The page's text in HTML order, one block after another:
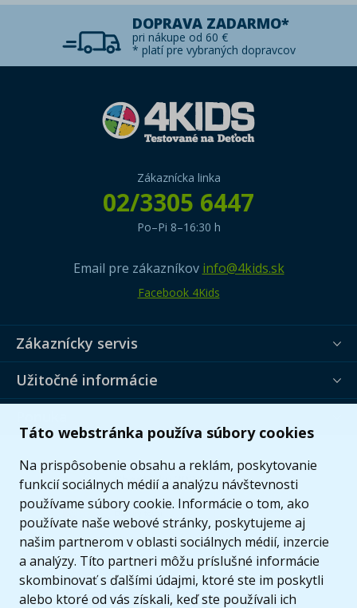
Táto webstránka používa súbory cookies
Na prispôsobenie obsahu a reklám, poskytovanie
funkcií sociálnych médií a analýzu návštevnosti
používame súbory cookie. Informácie o tom, ako
používate naše webové stránky, poskytujeme aj
našim partnerom v oblasti sociálnych médií, inzercie
a analýzy. Títo partneri môžu príslušné informácie
skombinovať s ďalšími údajmi, ktoré ste im poskytli
alebo ktoré od vás získali, keď ste používali ich
DOPRAVA ZADARMO*
pri nákupe od 60 €
* platí pre vybraných dopravcov
Zákaznícka linka
02/3305 6447
Po–Pi 8–16:30 h
Email pre zákazníkov info@4kids.sk
Facebook 4Kids
Zákaznícky servis
Užitočné informácie